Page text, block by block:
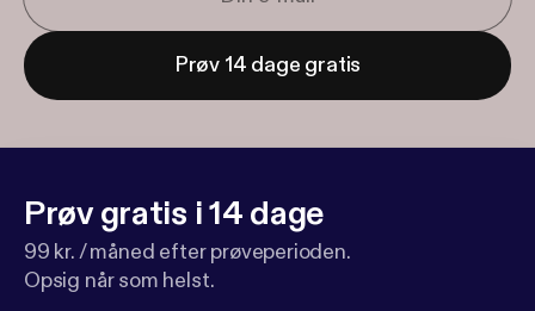
Prøv 14 dage gratis
Prøv gratis i 14 dage
99 kr. / måned efter prøveperioden.
Opsig når som helst.